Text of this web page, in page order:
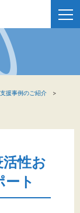
支援事例のご紹介
性お
ト